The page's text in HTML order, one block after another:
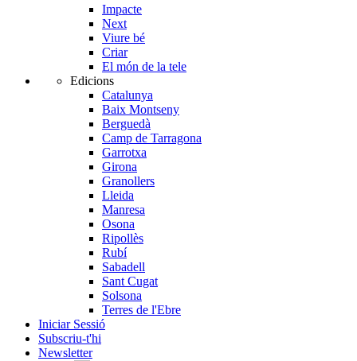
Impacte
Next
Viure bé
Criar
El món de la tele
Edicions
Catalunya
Baix Montseny
Berguedà
Camp de Tarragona
Garrotxa
Girona
Granollers
Lleida
Manresa
Osona
Ripollès
Rubí
Sabadell
Sant Cugat
Solsona
Terres de l'Ebre
Iniciar Sessió
Subscriu-t'hi
Newsletter